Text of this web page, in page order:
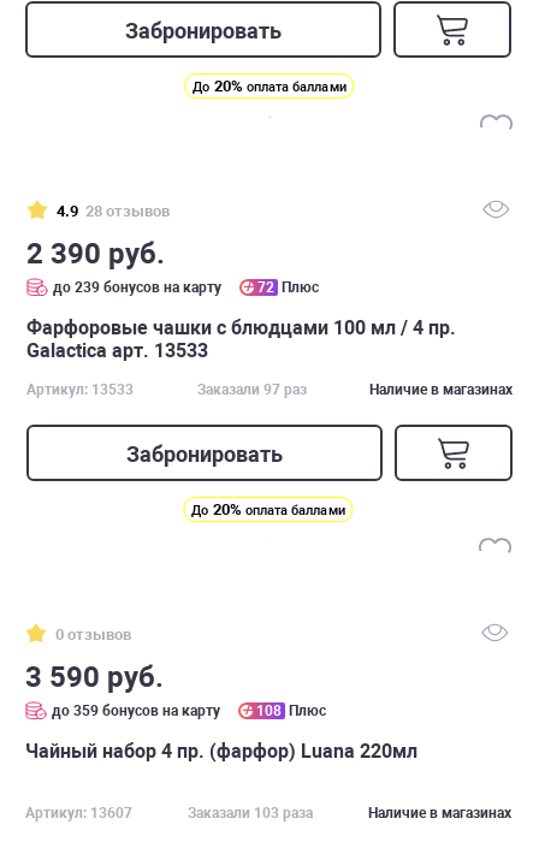
Забронировать
До 20% оплата баллами
4.9 28 отзывов
2 390 руб.
до 239 бонусов на карту 72 Плюс
Фарфоровые чашки с блюдцами 100 мл / 4 пр.
Galactica арт. 13533
Артикул: 13533 Заказали 97 раз Наличие в магазинах
Забронировать
До 20% оплата баллами
0 отзывов
3 590 руб.
до 359 бонусов на карту 108 Плюс
Чайный набор 4 пр. (фарфор) Luana 220мл
Артикул: 13607 Заказали 103 раза Наличие в магазинах